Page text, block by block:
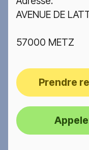
AVENUE DE
57000 METZ
Prendre